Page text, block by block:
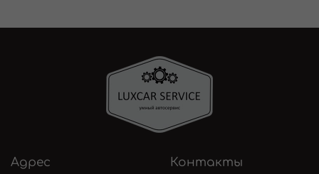
Адрес Контакты